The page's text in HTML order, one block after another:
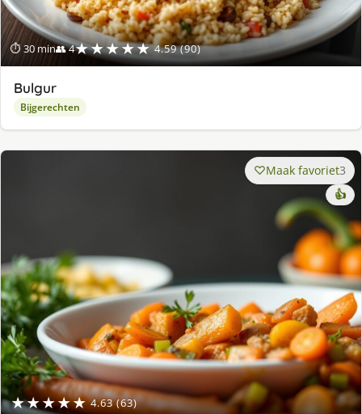
⏱ 30 min👥 4★★★★★ 4.59 (90)
Bulgur
Bijgerechten
★★★★★ 4.63 (63)
Maak favoriet3
👍